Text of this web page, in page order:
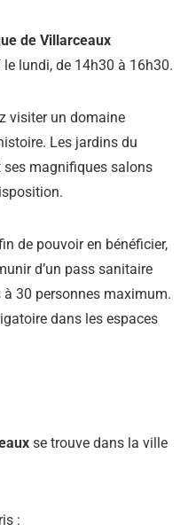
de Villarceaux
le lundi, de 14h30 à 16h30.
visiter un domaine
Les jardins du
ses magnifiques salons
de pouvoir en bénéficier,
d’un pass sanitaire
30 personnes maximum.
dans les espaces
se trouve dans la ville
: